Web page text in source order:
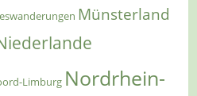
Münsterland
Limburg Nordrhein-